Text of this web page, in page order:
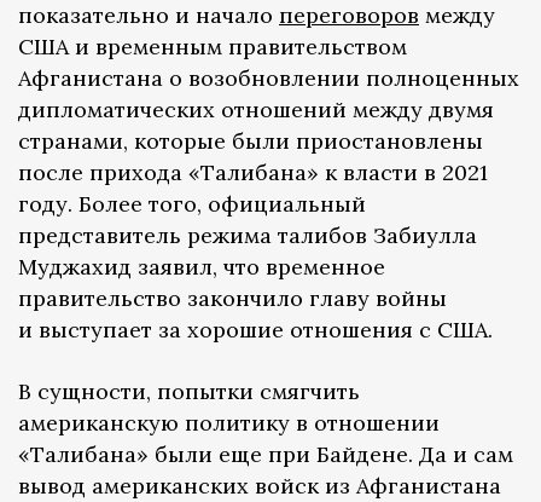
показательно и начало переговоров между
США и временным правительством
Афганистана о возобновлении полноценных
дипломатических отношений между двумя
странами, которые были приостановлены
после прихода «Талибана» к власти в 2021
году. Более того, официальный
представитель режима талибов Забиулла
Муджахид заявил, что временное
правительство закончило главу войны
и выступает за хорошие отношения с США.
В сущности, попытки смягчить
американскую политику в отношении
«Талибана» были еще при Байдене. Да и сам
вывод американских войск из Афганистана